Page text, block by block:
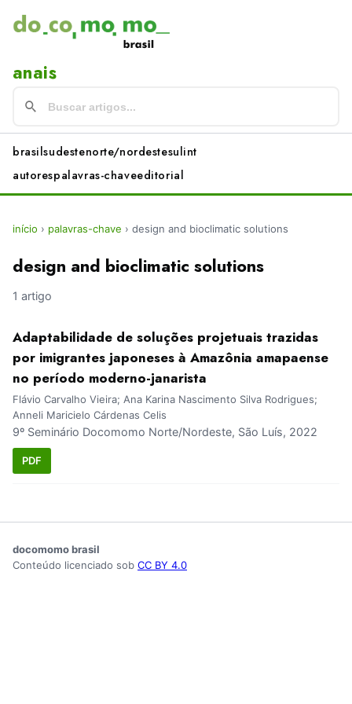
anais
brasilsudestenorte/nordestesulint
autorespalavras-chaveeditorial
início › palavras-chave › design and bioclimatic solutions
design and bioclimatic solutions
1 artigo
Adaptabilidade de soluções projetuais trazidas
por imigrantes japoneses à Amazônia amapaense
no período moderno-janarista
Flávio Carvalho Vieira; Ana Karina Nascimento Silva Rodrigues;
Anneli Maricielo Cárdenas Celis
9º Seminário Docomomo Norte/Nordeste, São Luís, 2022
PDF
docomomo brasil
Conteúdo licenciado sob CC BY 4.0